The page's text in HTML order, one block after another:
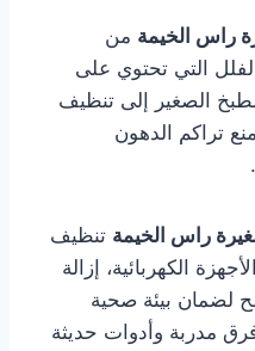
راس الخيمة من
التي تحتوي على
الصغير إلى تنظيف
تراكم الدهون
راس الخيمة تنظيف
الكهربائية، إزالة
لضمان بيئة صحية
مدربة وأدوات حديثة